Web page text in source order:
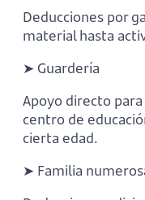
Deducciones por
material hasta
➤ Guardería
Apoyo directo
centro de
cierta edad.
➤ Familia